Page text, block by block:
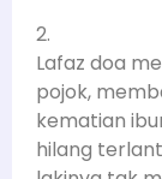
2.
Lafaz doa
pojok,
kematian
hilang